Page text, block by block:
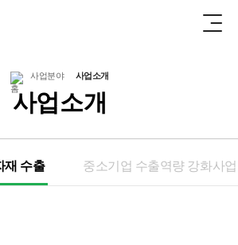
사업분야 사업소개
사업소개
재 수출 중소기업 수출역량 강화사업